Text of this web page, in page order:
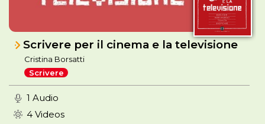
Scrivere per il cinema e la televisione
Cristina Borsatti
Scrivere
1 Audio
4 Videos